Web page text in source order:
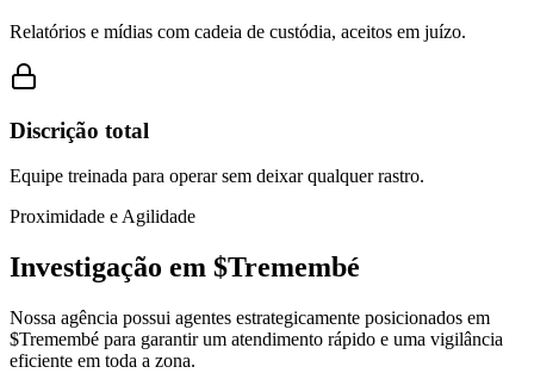
Relatórios e mídias com cadeia de custódia, aceitos em juízo.
Discrição total
Equipe treinada para operar sem deixar qualquer rastro.
Proximidade e Agilidade
Investigação em $Tremembé
Nossa agência possui agentes estrategicamente posicionados em
$Tremembé para garantir um atendimento rápido e uma vigilância
eficiente em toda a zona.